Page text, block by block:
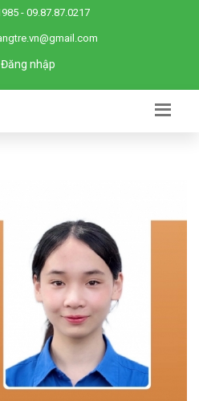
- 09.87.87.0217
Đăng nhập